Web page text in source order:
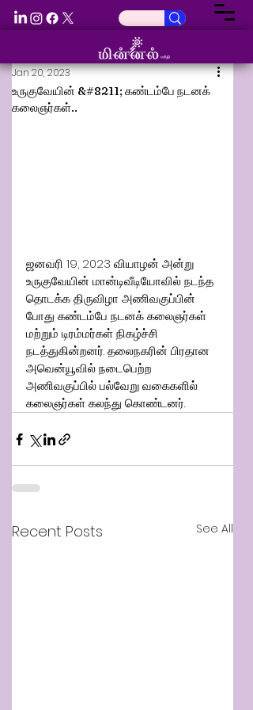
உருகுவேயின் &#8211; கண்டம்பே நடனக்
கலைஞர்கள்..
Jan 20, 2023
ஜனவரி 19, 2023 வியாழன் அன்று
உருகுவேயின் மான்டிவீடியோவில் நடந்த
தொடக்க திருவிழா அணிவகுப்பின்
போது கண்டம்பே நடனக் கலைஞர்கள்
மற்றும் டிரம்மர்கள் நிகழ்ச்சி
நடத்துகின்றனர். தலைநகரின் பிரதான
அவென்யூவில் நடைபெற்ற
அணிவகுப்பில் பல்வேறு வகைகளில்
கலைஞர்கள் கலந்து கொண்டனர்.
Recent Posts See All